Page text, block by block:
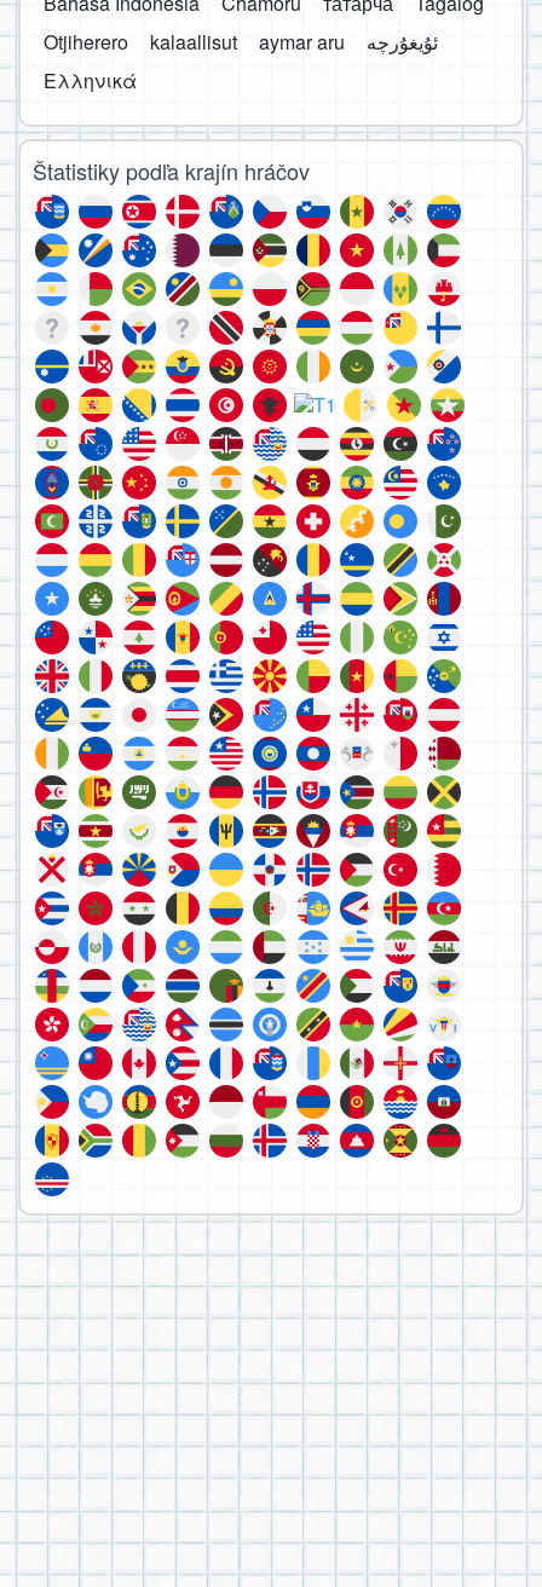
Otjiherero
kalaallisut aymar aru
Ελληνικά
Štatistiky podľa krajín hráčov